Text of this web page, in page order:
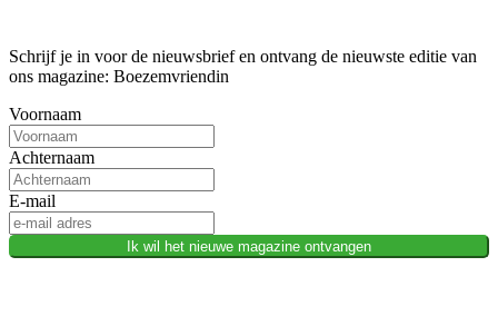
Schrijf je in voor de nieuwsbrief en ontvang de nieuwste editie van
ons magazine: Boezemvriendin
Voornaam
Achternaam
E-mail
Ik wil het nieuwe magazine ontvangen